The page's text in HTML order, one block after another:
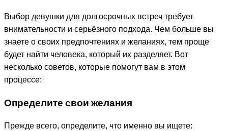
Выбор девушки для долгосрочных встреч требует
внимательности и серьёзного подхода. Чем больше вы
знаете о своих предпочтениях и желаниях, тем проще
будет найти человека, который их разделяет. Вот
несколько советов, которые помогут вам в этом
процессе:
Определите свои желания
Прежде всего, определите, что именно вы ищете: